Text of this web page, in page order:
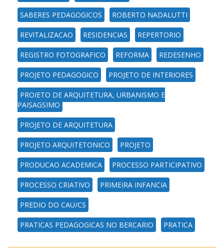
SABERES PEDAGOGICOS ROBERTO NADALUTTI
REVITALIZACAO RESIDENCIAS REPERTORIO
REGISTRO FOTOGRAFICO REFORMA REDESENHO
PROJETO PEDAGOGICO PROJETO DE INTERIORES
PROJETO DE ARQUITETURA, URBANISMO E
PAISAGSIMO
PROJETO DE ARQUITETURA
PROJETO ARQUITETONICO PROJETO
PRODUCAO ACADEMICA PROCESSO PARTICIPATIVO
PROCESSO CRIATIVO PRIMEIRA INFANCIA
PREDIO DO CAU/CS
PRATICAS PEDAGOGICAS NO BERCARIO PRATICA